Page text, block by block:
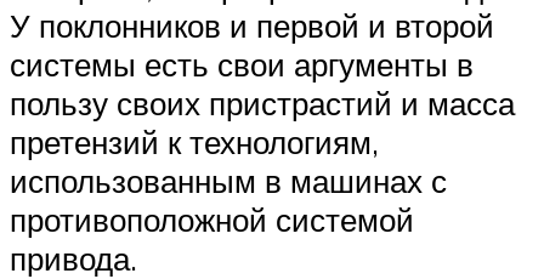
У поклонников и первой и второй
системы есть свои аргументы в
пользу своих пристрастий и масса
претензий к технологиям,
использованным в машинах с
противоположной системой
привода.